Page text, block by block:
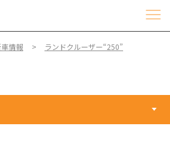
情報
ランドクルーザー“250”